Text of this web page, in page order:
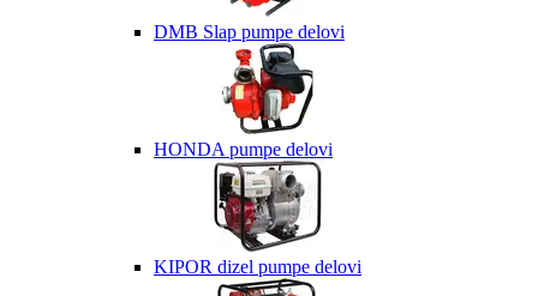
DMB Slap pumpe delovi
HONDA pumpe delovi
KIPOR dizel pumpe delovi